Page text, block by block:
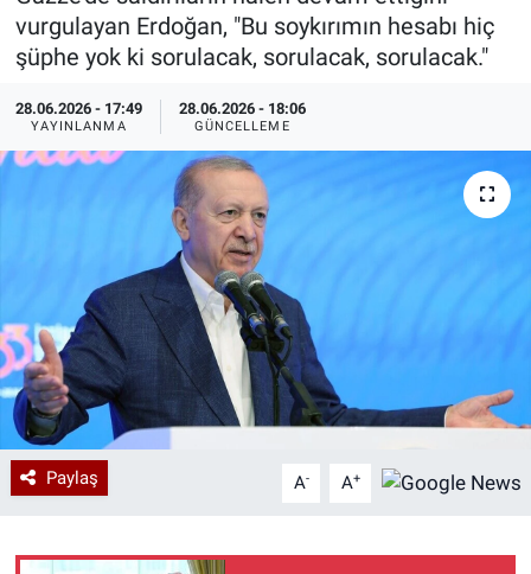
vurgulayan Erdoğan, "Bu soykırımın hesabı hiç
şüphe yok ki sorulacak, sorulacak, sorulacak."
28.06.2026 - 17:49
YAYINLANMA
28.06.2026 - 18:06
GÜNCELLEME
Paylaş A- A+
Özel Haberler
Yazarlar
Dünya
Medya
Özel Haberler
Erişim Bilgileri
Sağlık
Teknoloji
Ramazan
Haber Arşivi